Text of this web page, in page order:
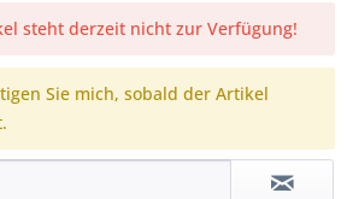
steht derzeit nicht zur Verfügung!
Sie mich, sobald der Artikel